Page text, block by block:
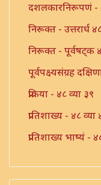
दशलकारनिरूपणं -
निरूक्त - उत्तरार्ध
निरूक्त - पूर्वषट्क
पूर्वपक्ष्यसंग्रह
प्रक्रिया - ४८ व्या ३९
प्रातिशाख्य - ४८ व्या
प्रातिशाख्य भाष्यं -
प्रौढमनोरमा ४८ व्या